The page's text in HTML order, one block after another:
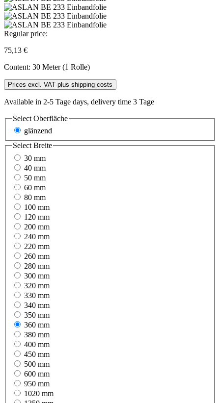
Regular price:
75,13 €
Content: 30 Meter (1 Rolle)
Prices excl. VAT plus shipping costs
Available in 2-5 Tage days, delivery time 3 Tage
Select Oberfläche
glänzend
SelectBreite
30 mm
40 mm
50 mm
60 mm
80 mm
100 mm
120 mm
200 mm
240 mm
220 mm
260 mm
280 mm
300 mm
320 mm
330 mm
340 mm
350 mm
360 mm
380 mm
400 mm
450 mm
500 mm
600 mm
950 mm
1020 mm